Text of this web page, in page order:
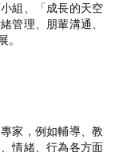
組、「成長的天空
管理、朋輩溝通、
家，例如輔導、教
情緒、行為各方面